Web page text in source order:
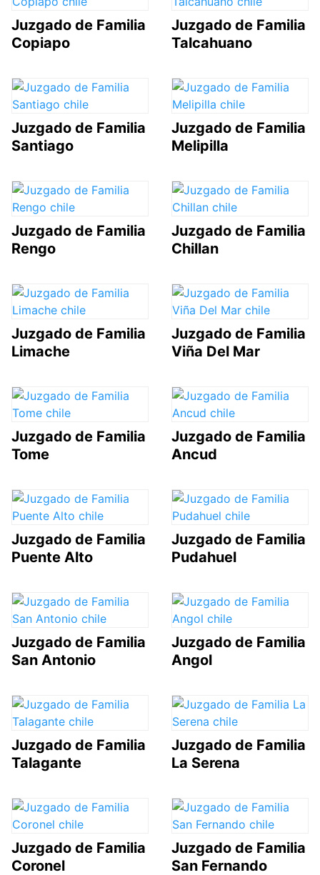
Juzgado de Familia
Copiapo
Juzgado de Familia
Talcahuano
Juzgado de Familia
Santiago
Juzgado de Familia
Melipilla
Juzgado de Familia
Rengo
Juzgado de Familia
Chillan
Juzgado de Familia
Limache
Juzgado de Familia
Viña Del Mar
Juzgado de Familia
Tome
Juzgado de Familia
Ancud
Juzgado de Familia
Puente Alto
Juzgado de Familia
Pudahuel
Juzgado de Familia
San Antonio
Juzgado de Familia
Angol
Juzgado de Familia
Talagante
Juzgado de Familia
La Serena
Juzgado de Familia
Coronel
Juzgado de Familia
San Fernando